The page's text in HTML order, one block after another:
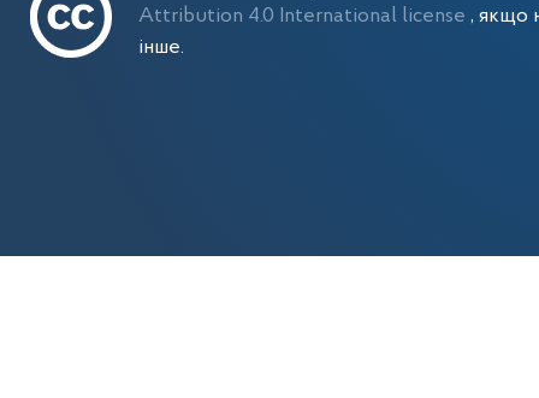
Attribution 4.0 International license , якщо
інше.